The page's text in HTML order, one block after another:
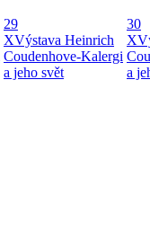
29
XVýstava Heinrich
Coudenhove-Kalergi
a jeho svět
30
X
a